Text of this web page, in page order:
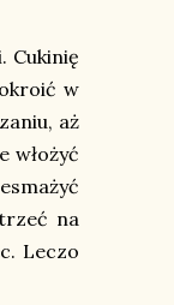
Cukinię
w
aż
włożyć
na
Leczo